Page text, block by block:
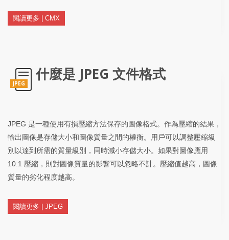
閱讀更多 | CMX
JPEG
什麼是 JPEG 文件格式
JPEG 是一種使用有損壓縮方法保存的圖像格式。作為壓縮的結果，
輸出圖像是存儲大小和圖像質量之間的權衡。用戶可以調整壓縮級
別以達到所需的質量級別，同時減小存儲大小。如果對圖像應用
10:1 壓縮，則對圖像質量的影響可以忽略不計。壓縮值越高，圖像
質量的劣化程度越高。
閱讀更多 | JPEG